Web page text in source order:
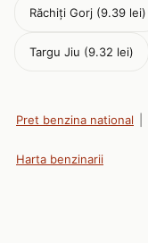
Răchiți Gorj (9.39 lei)
Targu Jiu (9.32 lei)
Pret benzina national
Harta benzinarii